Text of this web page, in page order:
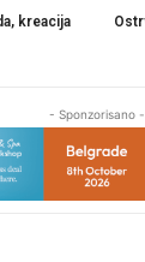
kreacija
- Sponzorisano -